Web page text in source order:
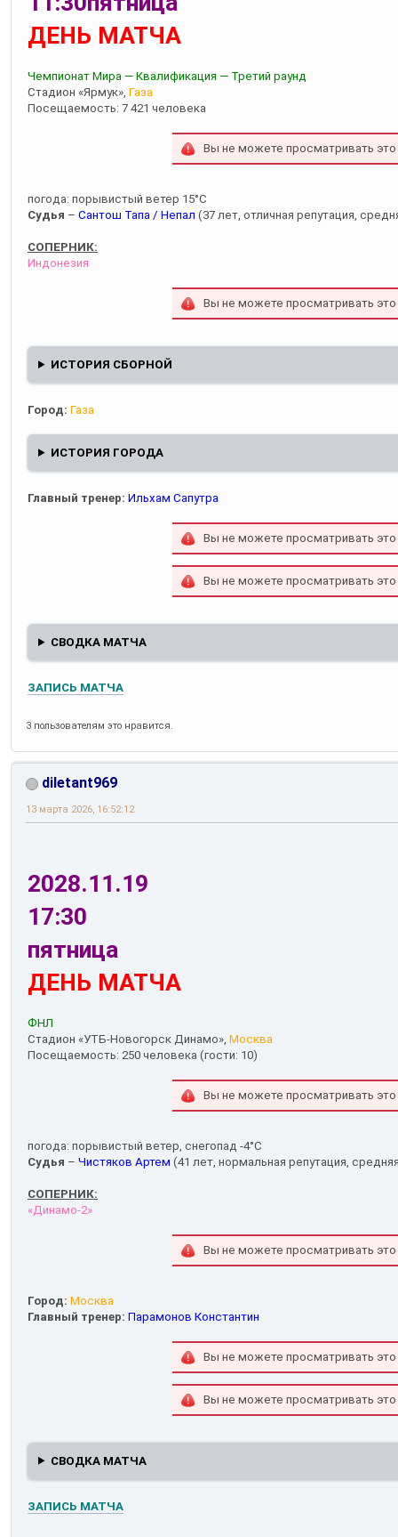
ДЕНЬ МАТЧА
Чемпионат Мира — Квалификация — Третий раунд
Стадион «Ярмук», Газа
Посещаемость: 7 421 человека
Вы не можете просматривать
погода: порывистый ветер 15°С
Судья – Сантош Тапа / Непал (37 лет, отличная репутация,
СОПЕРНИК:
Индонезия
Вы не можете просматривать
ИСТОРИЯ СБОРНОЙ
Город: Газа
ИСТОРИЯ ГОРОДА
Главный тренер: Ильхам Сапутра
Вы не можете просматривать
Вы не можете просматривать
СВОДКА МАТЧА
ЗАПИСЬ МАТЧА
3 пользователям это нравится.
diletant969
13 марта 2026, 16:52:12
2028.11.19
17:30
пятница
ДЕНЬ МАТЧА
ФНЛ
Стадион «УТБ-Новогорск Динамо», Москва
Посещаемость: 250 человека (гости: 10)
Вы не можете просматривать
погода: порывистый ветер, снегопад -4°С
Судья – Чистяков Артем (41 лет, нормальная репутация,
СОПЕРНИК:
«Динамо-2»
Вы не можете просматривать
Город: Москва
Главный тренер: Парамонов Константин
Вы не можете просматривать
Вы не можете просматривать
СВОДКА МАТЧА
ЗАПИСЬ МАТЧА